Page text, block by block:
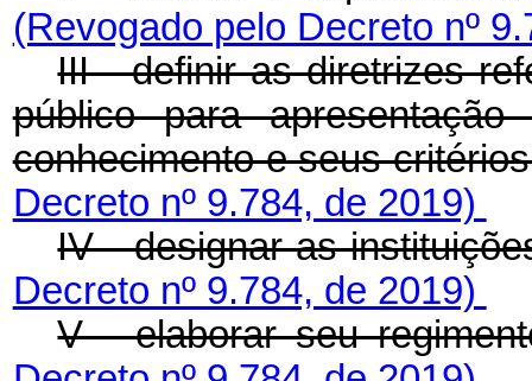
(Revogado pelo Decreto nº
III - definir as diretrizes
público para
conhecimento e seus
Decreto nº 9.784, de 2019)
IV - designar as
Decreto nº 9.784, de 2019)
V - elaborar seu